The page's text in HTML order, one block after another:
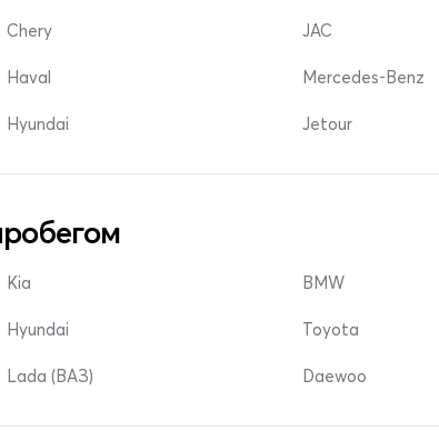
Chery
Haval
Hyundai
JAC
Mercedes-Benz
Jetour
Kia
Hyundai
Lada (ВАЗ)
BMW
Toyota
Daewoo